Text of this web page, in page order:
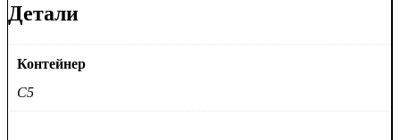
Детали
Контейнер
C5